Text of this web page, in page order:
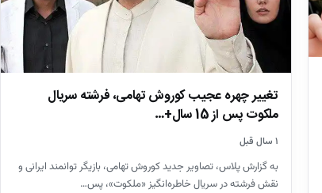
تغییر چهره عجیب کوروش تهامی، فرشته سریال
ملکوت پس از 15 سال+…
۱ سال قبل
به گزارش پلاس، تصاویر جدید کوروش تهامی، بازیگر توانمند ایرانی و
نقش فرشته در سریال خاطره‌انگیز «ملکوت»، پس…